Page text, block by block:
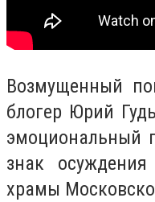
Возмущенный
блогер Юрий
эмоциональный
знак
храмы